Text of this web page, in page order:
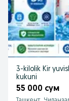
3-kilolik Kir
kukuni
55 000 сум